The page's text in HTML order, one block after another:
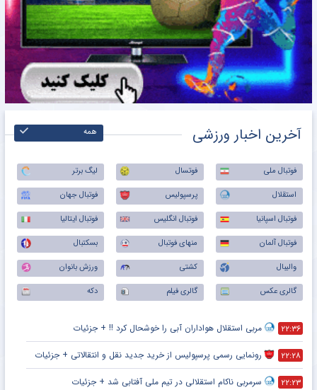
آخرین اخبار ورزشی همه
فوتبال ملی فوتسال
لیگ برتر
استقلال
پرسپولیس
فوتبال جهان
فوتبال اسپانیا
فوتبال انگلیس
فوتبال ایتالیا
فوتبال آلمان
منهای فوتبال
بسکتبال
والیبال
کشتی
ورزش بانوان
گالری عکس
گالری فیلم دکه
۲۲:۳۶ مربی استقلال هواداران آبی را خوشحال کرد !! + جزئیات
۲۲:۲۸ رونمایی رسمی پرسپولیس از خرید جدید نقل و انتقالاتی + جزئیات
۲۲:۲۳ سرمربی ناکام استقلالی در تیم ملی آفتابی شد + جزئیات